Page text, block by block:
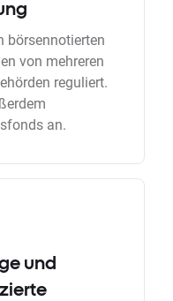
börsennotierten
von mehreren
reguliert.
an.
und